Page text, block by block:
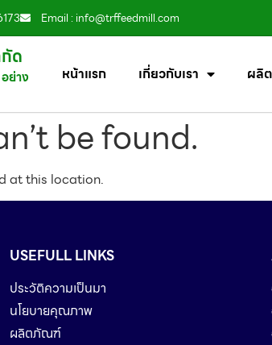
Email : info@trffeedmill.com
ด
ย่าง
หน้าแรก เกี่ยวกับเรา ผลิ
be found.
at this location.
USEFULL LINKS
ประวัติความเป็นมา
นโยบายคุณภาพ
ผลิตภัณฑ์